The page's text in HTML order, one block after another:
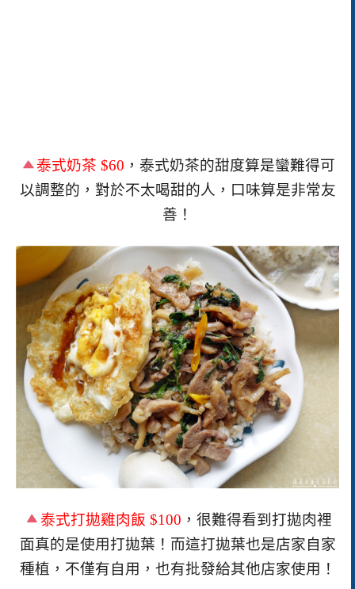
泰式奶茶 $60 ，泰式奶茶的甜度算是蠻難得可
以調整的，對於不太喝甜的人，口味算是非常友
善！
泰式打拋雞肉飯 $100 ，很難得看到打拋肉裡
面真的是使用打拋葉！而這打拋葉也是店家自家
種植，不僅有自用，也有批發給其他店家使用！